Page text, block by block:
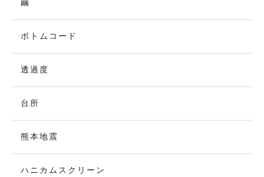
繭
ボトムコード
透過度
台所
熊本地震
ハニカムスクリーン